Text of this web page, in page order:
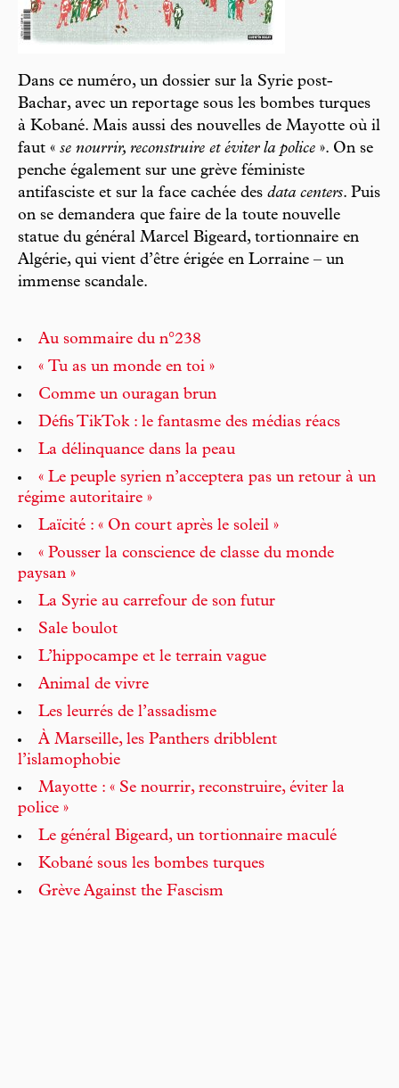
Dans ce numéro, un dossier sur la Syrie post-
Bachar, avec un reportage sous les bombes turques
à Kobané. Mais aussi des nouvelles de Mayotte où il
faut « se nourrir, reconstruire et éviter la police ». On se
penche également sur une grève féministe
antifasciste et sur la face cachée des data centers. Puis
on se demandera que faire de la toute nouvelle
statue du général Marcel Bigeard, tortionnaire en
Algérie, qui vient d’être érigée en Lorraine – un
immense scandale.
Au sommaire du n°238
« Tu as un monde en toi »
Comme un ouragan brun
Défis TikTok : le fantasme des médias réacs
La délinquance dans la peau
« Le peuple syrien n’acceptera pas un retour à un
régime autoritaire »
Laïcité : « On court après le soleil »
« Pousser la conscience de classe du monde
paysan »
La Syrie au carrefour de son futur
Sale boulot
L’hippocampe et le terrain vague
Animal de vivre
Les leurrés de l’assadisme
À Marseille, les Panthers dribblent
l’islamophobie
Mayotte : « Se nourrir, reconstruire, éviter la
police »
Le général Bigeard, un tortionnaire maculé
Kobané sous les bombes turques
Grève Against the Fascism